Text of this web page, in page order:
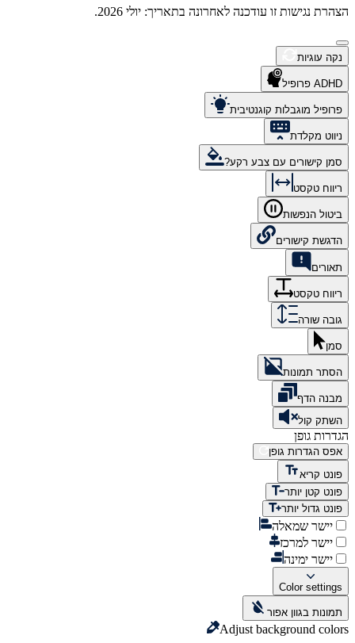
הצהרת נגישות זו עודכנה לאחרונה בתאריך: יולי 2026.
נקה עוגיות
ADHD פרופיל
פרופיל מוגבלות קוגנטיבית
ניווט מקלדת
סמן קישורים עם צבע רקע?
ריווח טקסט
ביטול הנפשות
הדגשת קישורים
תאורים
ריווח טקסט
גובה שורה
סמן
הסתר תמונות
מבנה הדף
השתק קול
הגדרות גופן
אפס הגדרות גופן
פונט קריא
פונט קטן יותר
פונט גדול יותר
יישר שמאלה
יישר למרכז
יישר ימינה
Color settings
תמונות בגוון אפור
Adjust background colors